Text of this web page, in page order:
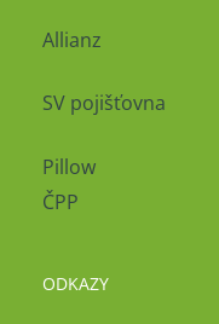
Allianz
SV pojišťovna
Pillow
ČPP
ODKAZY